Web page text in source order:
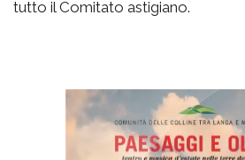
tutto il Comitato astigiano.